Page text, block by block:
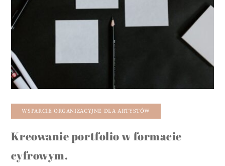
WSPARCIE ORGANIZACYJNE DLA ARTYSTÓW
Kreowanie portfolio w formacie
cyfrowym.